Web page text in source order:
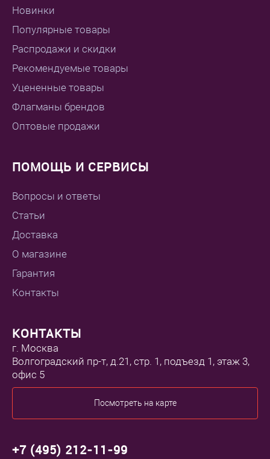
Новинки
Популярные товары
Распродажи и скидки
Рекомендуемые товары
Уцененные товары
Флагманы брендов
Оптовые продажи
ПОМОЩЬ И СЕРВИСЫ
Вопросы и ответы
Статьи
Доставка
О магазине
Гарантия
Контакты
КОНТАКТЫ
г. Москва
Волгоградский пр-т, д.21, стр. 1, подъезд 1, этаж 3,
офис 5
Посмотреть на карте
+7 (495) 212-11-99